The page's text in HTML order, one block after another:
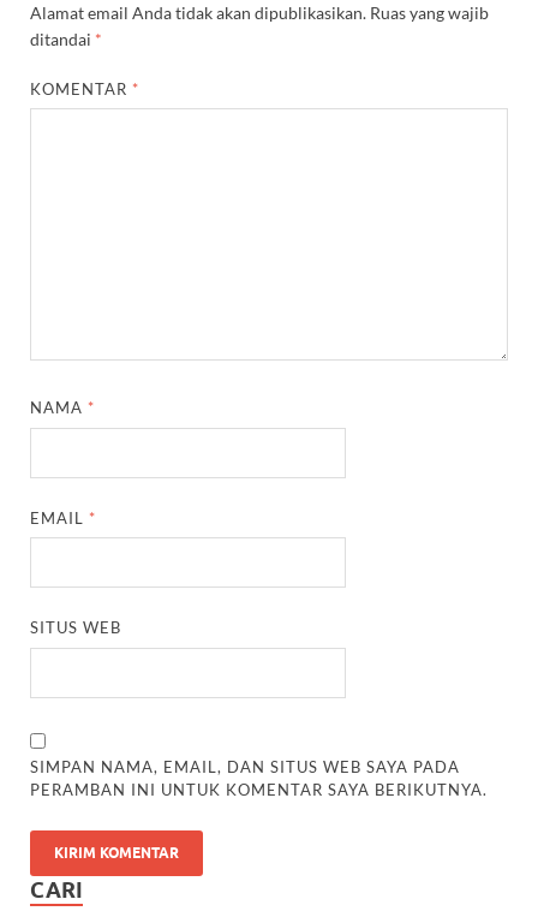
Alamat email Anda tidak akan dipublikasikan. Ruas yang wajib
ditandai *
KOMENTAR *
NAMA *
EMAIL *
SITUS WEB
SIMPAN NAMA, EMAIL, DAN SITUS WEB SAYA PADA
PERAMBAN INI UNTUK KOMENTAR SAYA BERIKUTNYA.
CARI